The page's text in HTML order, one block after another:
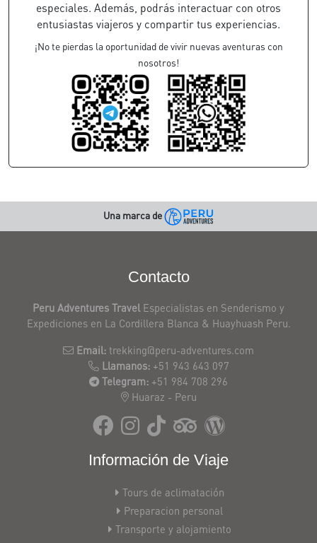
especiales. Además, podrás interactuar con otros
entusiastas viajeros y compartir tus experiencias.
¡No te pierdas la oportunidad de vivir nuevas aventuras con
nosotros!
Una marca de
Contacto
Peru Adventures Travel Especialistas en Senderismo y
Expediciones en La Cordillera Blanca & Huayhuash Peru.
Email: trekking@peru-adventures.com
Llamanos: +51 943 643 097
Telegram: +51 984 708 296
Huaraz - Peru
Información de Viaje
Tours de aclimatación
Preparacion personal
Transporte y alojamiento